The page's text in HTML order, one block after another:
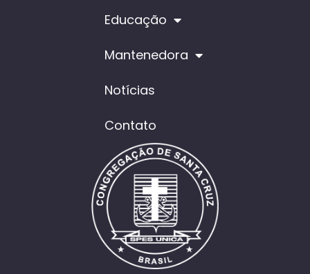
Educação
Mantenedora
Notícias
Contato